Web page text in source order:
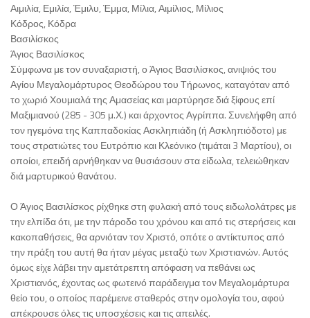
Αιμιλία, Εμιλία, Έμιλυ, Έμμα, Μίλια, Αιμίλιος, Μίλιος
Κόδρος, Κόδρα
Βασιλίσκος
Άγιος Βασιλίσκος
Σύμφωνα με τον συναξαριστή, ο Άγιος Βασιλίσκος, ανιψιός του
Αγίου Μεγαλομάρτυρος Θεοδώρου του Τήρωνος, καταγόταν από
το χωριό Χουμιαλά της Αμασείας και μαρτύρησε διά ξίφους επί
Μαξιμιανού (285 - 305 μ.Χ.) και άρχοντος Αγρίππα. Συνελήφθη από
τον ηγεμόνα της Καππαδοκίας Ασκληπιάδη (ή Ασκληπιόδοτο) με
τους στρατιώτες του Ευτρόπιο και Κλεόνικο (τιμάται 3 Μαρτίου), οι
οποίοι, επειδή αρνήθηκαν να θυσιάσουν στα είδωλα, τελειώθηκαν
διά μαρτυρικού θανάτου.
Ο Άγιος Βασιλίσκος ρίχθηκε στη φυλακή από τους ειδωλολάτρες με
την ελπίδα ότι, με την πάροδο του χρόνου και από τις στερήσεις και
κακοπαθήσεις, θα αρνιόταν τον Χριστό, οπότε ο αντίκτυπος από
την πράξη του αυτή θα ήταν μέγας μεταξύ των Χριστιανών. Αυτός
όμως είχε λάβει την αμετάτρεπτη απόφαση να πεθάνει ως
Χριστιανός, έχοντας ως φωτεινό παράδειγμα τον Μεγαλομάρτυρα
θείο του, ο οποίος παρέμεινε σταθερός στην ομολογία του, αφού
απέκρουσε όλες τις υποσχέσεις και τις απειλές.